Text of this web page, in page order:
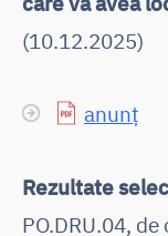
(10.12.2025)
anunț
Rezultate
PO.DRU.04,